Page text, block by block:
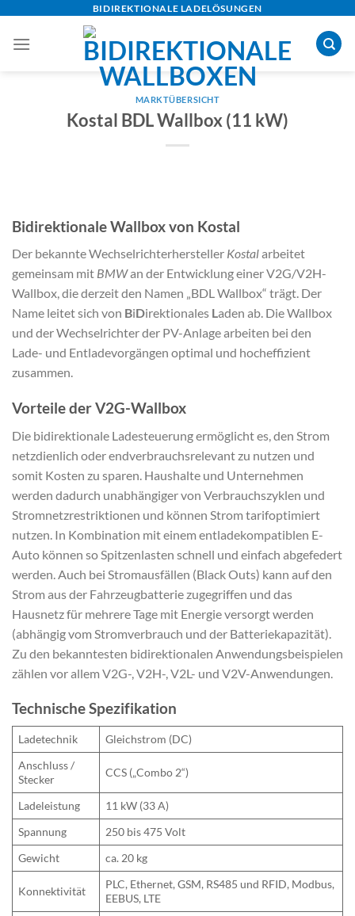
content
BIDIREKTIONALE LADELÖSUNGEN
MARKTÜBERSICHT
Kostal BDL Wallbox (11 kW)
Bidirektionale Wallbox von Kostal
Der bekannte Wechselrichterhersteller Kostalarbeitet
gemeinsam mit BMWan der Entwicklung einer V2G/V2H-
Wallbox, die derzeit den Namen „BDL Wallbox“ trägt. Der
Name leitet sich von BiDirektionales Laden ab. Die Wallbox
und der Wechselrichter der PV-Anlage arbeiten bei den
Lade- und Entladevorgängen optimal und hocheffizient
zusammen.
Vorteile der V2G-Wallbox
Die bidirektionale Ladesteuerung ermöglicht es, den Strom
netzdienlich oder endverbrauchsrelevant zu nutzen und
somit Kosten zu sparen. Haushalte und Unternehmen
werden dadurch unabhängiger von Verbrauchszyklen und
Stromnetzrestriktionen und können Strom tarifoptimiert
nutzen. In Kombination mit einem entladekompatiblen E-
Auto können so Spitzenlasten schnell und einfach abgefedert
werden. Auch bei Stromausfällen (Black Outs) kann auf den
Strom aus der Fahrzeugbatterie zugegriffen und das
Hausnetz für mehrere Tage mit Energie versorgt werden
(abhängig vom Stromverbrauch und der Batteriekapazität).
Zu den bekanntesten bidirektionalen Anwendungsbeispielen
zählen vor allem V2G-, V2H-, V2L- und V2V-Anwendungen.
Technische Spezifikation
Ladetechnik
Gleichstrom (DC)
Anschluss /
Stecker
CCS („Combo 2“)
Ladeleistung
11 kW (33 A)
Spannung
250 bis 475 Volt
Gewicht
ca. 20 kg
Konnektivität
PLC, Ethernet, GSM, RS485 und RFID, Modbus,
EEBUS, LTE